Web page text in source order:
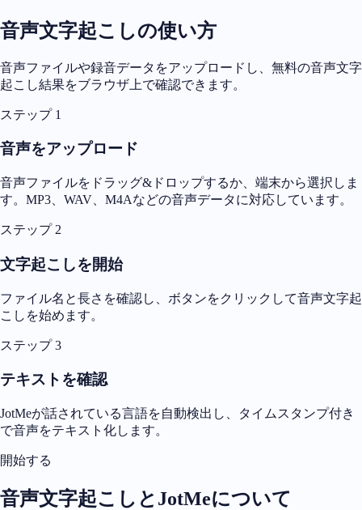
音声文字起こしの使い方
音声ファイルや録音データをアップロードし、無料の音声文字
起こし結果をブラウザ上で確認できます。
ステップ 1
音声をアップロード
音声ファイルをドラッグ&ドロップするか、端末から選択しま
す。MP3、WAV、M4Aなどの音声データに対応しています。
ステップ 2
文字起こしを開始
ファイル名と長さを確認し、ボタンをクリックして音声文字起
こしを始めます。
ステップ 3
テキストを確認
JotMeが話されている言語を自動検出し、タイムスタンプ付き
で音声をテキスト化します。
開始する
音声文字起こしとJotMeについて